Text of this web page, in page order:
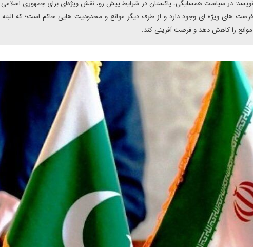
در سیاست همسایگی، پاکستان در شرایط پیش رو، نقش ویژه‌ای برای جمهوری اسلامی
فرصت های ویژه ای وجود دارد و از طرف دیگر موانع و محدودیت هایی حاکم است؛ که
را کاهش دهد و فرصت آفرینی کند.